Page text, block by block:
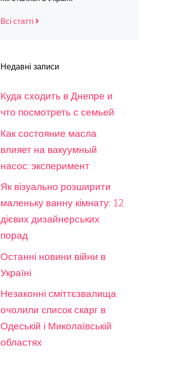
Всі статті
Недавні записи
Куда сходить в Днепре и
что посмотреть с семьей
Как состояние масла
влияет на вакуумный
насос: эксперимент
Як візуально розширити
маленьку ванну кімнату: 12
дієвих дизайнерських
порад
Останні новини війни в
Україні
Незаконні сміттєзвалища
очолили список скарг в
Одеській і Миколаївській
областях